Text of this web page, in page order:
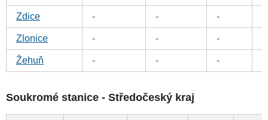
Zdice - - -
Zlonice - - -
Žehuň - - -
Soukromé stanice - Středočeský kraj